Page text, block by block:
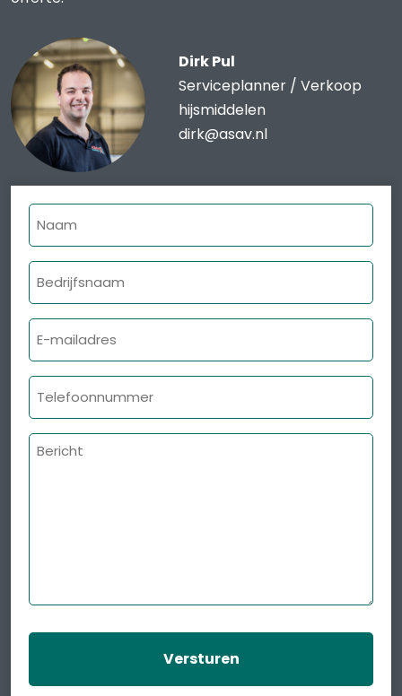
Dirk Pul
Serviceplanner / Verkoop
hijsmiddelen
dirk@asav.nl
Naam
Bedrijfsnaam
E-
mailadres
Telefoonnummer
Bericht